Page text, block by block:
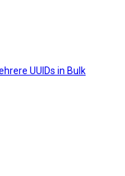
UUIDs in Bulk